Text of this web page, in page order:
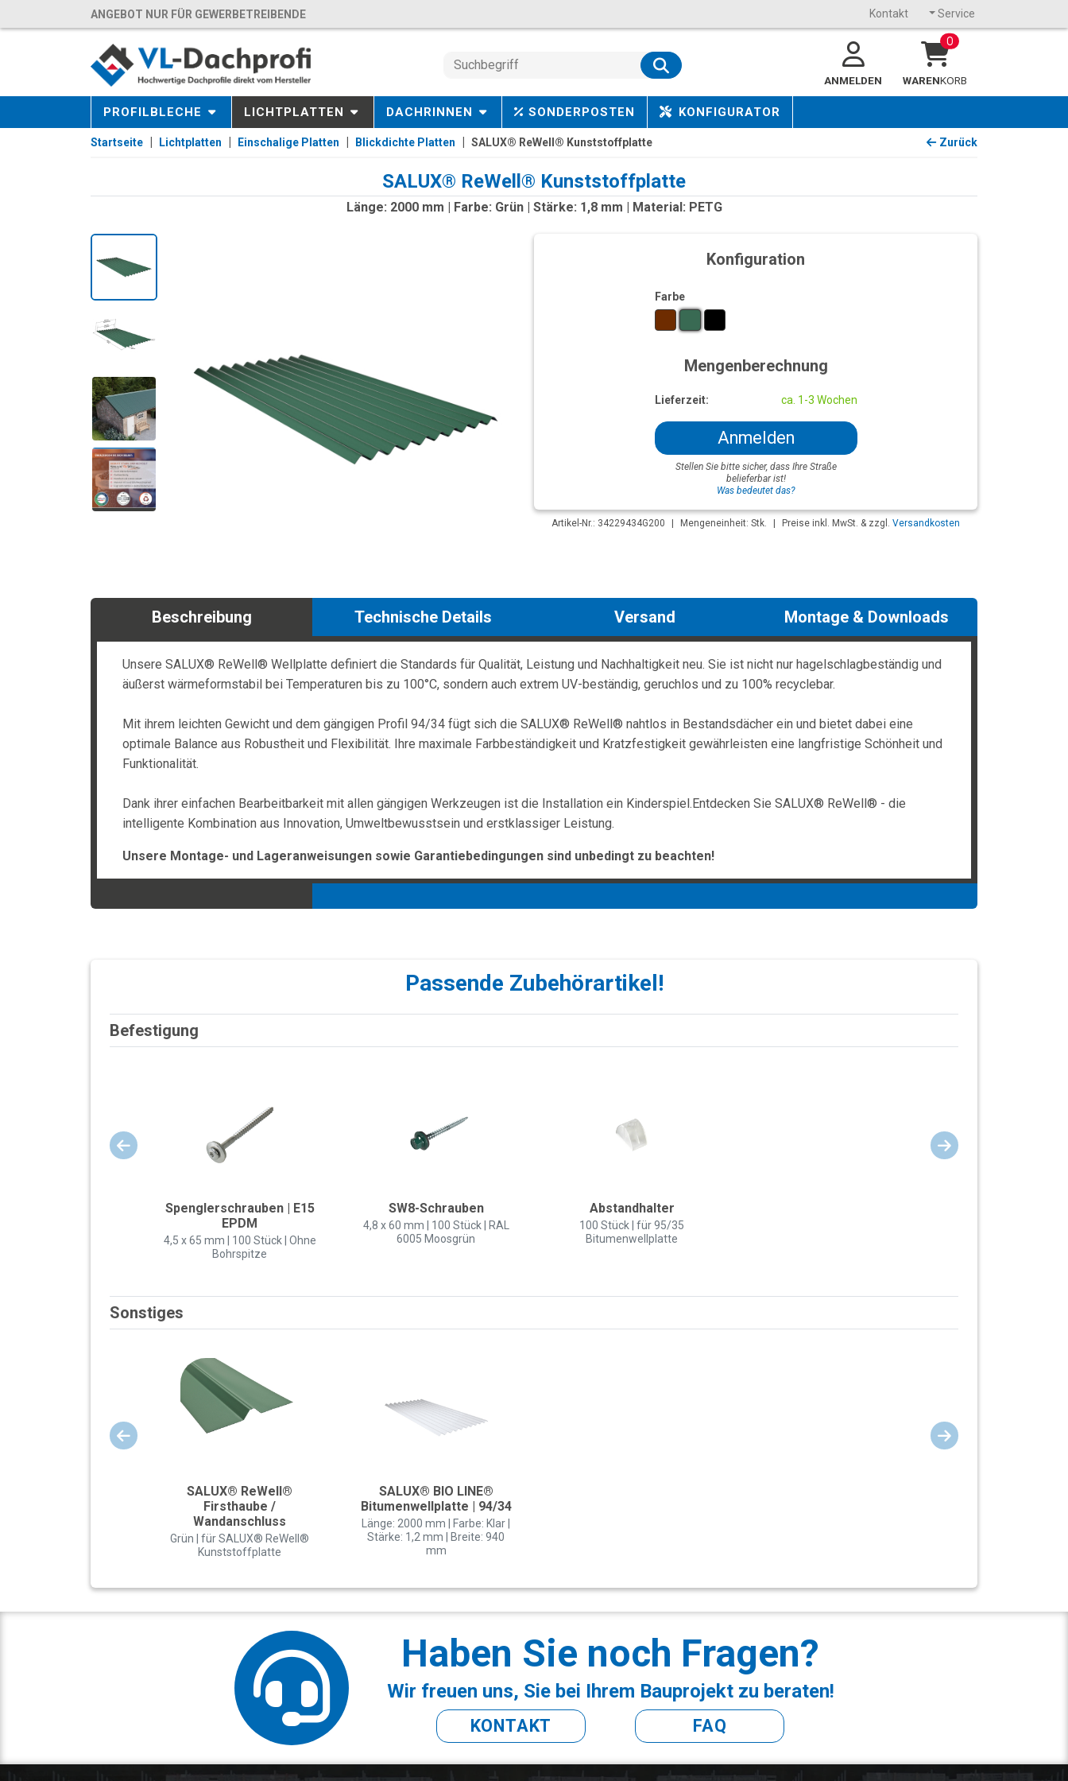
ANGEBOT NUR FÜR GEWERBETREIBENDE Kontakt Service
ANMELDEN
0
WARENKORB
PROFILBLECHE LICHTPLATTEN DACHRINNEN SONDERPOSTEN KONFIGURATOR
Startseite Lichtplatten Einschalige Platten Blickdichte Platten SALUX® ReWell® Kunststoffplatte Zurück
SALUX® ReWell® Kunststoffplatte
Länge: 2000 mm | Farbe: Grün | Stärke: 1,8 mm | Material: PETG
Konfiguration
Farbe
Mengenberechnung
Lieferzeit: ca. 1-3 Wochen
Anmelden
Stellen Sie bitte sicher, dass Ihre Straße
belieferbar ist!
Was bedeutet das?
Artikel-Nr.: 34229434G200 Mengeneinheit: Stk. Preise inkl. MwSt. & zzgl. Versandkosten
Beschreibung Technische Details Versand Montage & Downloads
Unsere SALUX® ReWell® Wellplatte definiert die Standards für Qualität, Leistung und Nachhaltigkeit neu. Sie ist nicht nur hagelschlagbeständig und
äußerst wärmeformstabil bei Temperaturen bis zu 100°C, sondern auch extrem UV-beständig, geruchlos und zu 100% recyclebar.
Mit ihrem leichten Gewicht und dem gängigen Profil 94/34 fügt sich die SALUX® ReWell® nahtlos in Bestandsdächer ein und bietet dabei eine
optimale Balance aus Robustheit und Flexibilität. Ihre maximale Farbbeständigkeit und Kratzfestigkeit gewährleisten eine langfristige Schönheit und
Funktionalität.
Dank ihrer einfachen Bearbeitbarkeit mit allen gängigen Werkzeugen ist die Installation ein Kinderspiel.Entdecken Sie SALUX® ReWell® - die
intelligente Kombination aus Innovation, Umweltbewusstsein und erstklassiger Leistung.
Unsere Montage- und Lageranweisungen sowie Garantiebedingungen sind unbedingt zu beachten!
Passende Zubehörartikel!
Befestigung
Spenglerschrauben | E15
EPDM
4,5 x 65 mm | 100 Stück | Ohne
Bohrspitze
SW8-Schrauben
4,8 x 60 mm | 100 Stück | RAL
6005 Moosgrün
Abstandhalter
100 Stück | für 95/35
Bitumenwellplatte
Sonstiges
SALUX® ReWell®
Firsthaube /
Wandanschluss
Grün | für SALUX® ReWell®
Kunststoffplatte
SALUX® BIO LINE®
Bitumenwellplatte | 94/34
Länge: 2000 mm | Farbe: Klar |
Stärke: 1,2 mm | Breite: 940
mm
Haben Sie noch Fragen?
Wir freuen uns, Sie bei Ihrem Bauprojekt zu beraten!
KONTAKT FAQ